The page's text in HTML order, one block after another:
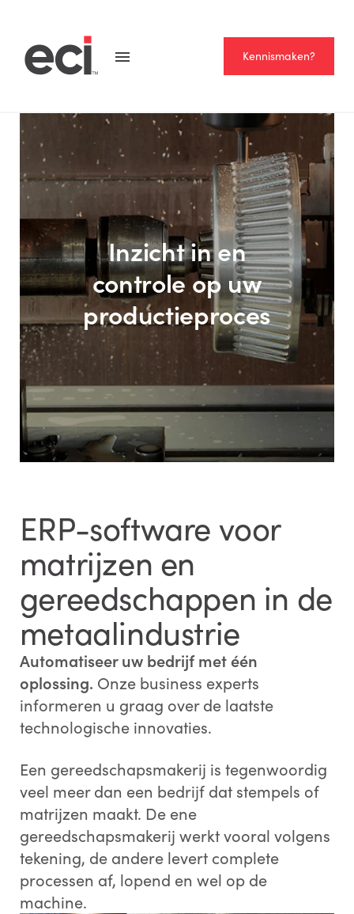
Kennismaken?
Inzicht in en
controle op uw
productieproces
ERP-software voor
matrijzen en
gereedschappen in de
metaalindustrie
Automatiseer uw bedrijf met één
oplossing. Onze business experts
informeren u graag over de laatste
technologische innovaties.
Een gereedschapsmakerij is tegenwoordig
veel meer dan een bedrijf dat stempels of
matrijzen maakt. De ene
gereedschapsmakerij werkt vooral volgens
tekening, de andere levert complete
processen af, lopend en wel op de
machine.